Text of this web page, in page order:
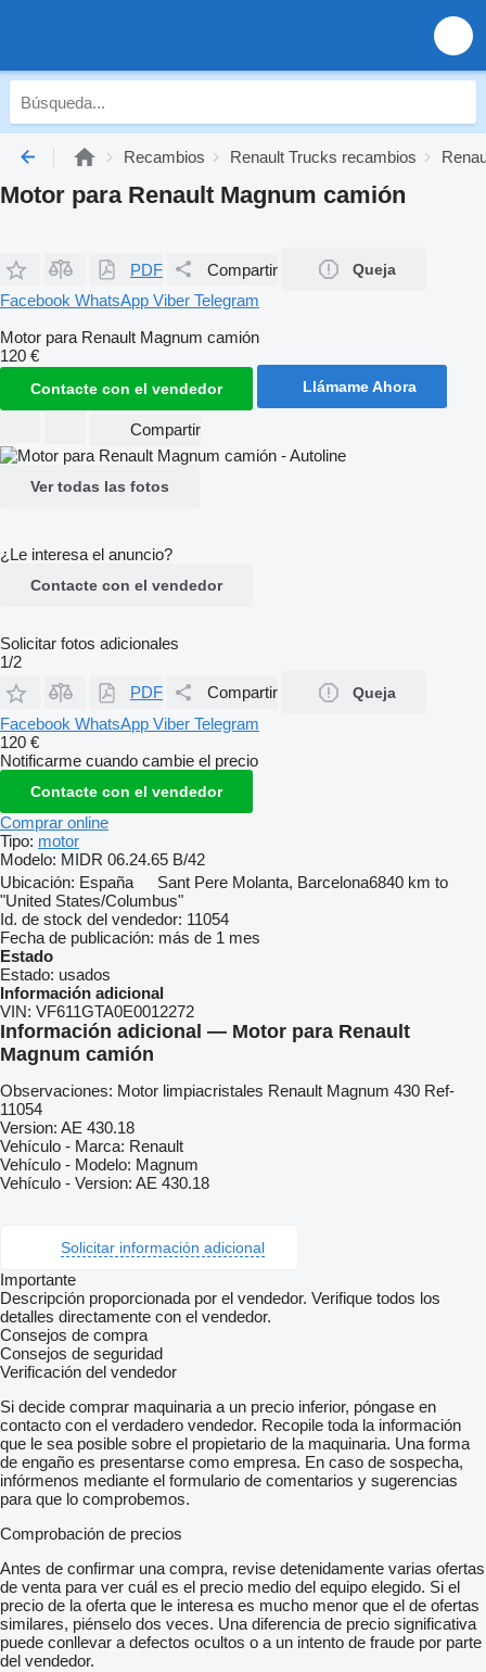
Recambios Renault Trucks recambios
Motor para Renault Magnum camión
PDF Compartir Queja
Facebook WhatsApp Viber Telegram
Motor para Renault Magnum camión
120 €
Contacte con el vendedor Llámame Ahora
Compartir
Ver todas las fotos
¿Le interesa el anuncio?
Contacte con el vendedor
Solicitar fotos adicionales
1/2
PDF
Compartir Queja
Facebook WhatsApp Viber Telegram
120 €
Notificarme cuando cambie el precio
Contacte con el vendedor
Comprar online
Tipo: motor
Modelo: MIDR 06.24.65 B/42
Ubicación: España Sant Pere Molanta, Barcelona6840 km to
"United States/Columbus"
Id. de stock del vendedor: 11054
Fecha de publicación: más de 1 mes
Estado
Estado: usados
Información adicional
VIN: VF611GTA0E0012272
Información adicional — Motor para Renault
Magnum camión
Observaciones: Motor limpiacristales Renault Magnum 430 Ref-
11054
Version: AE 430.18
Vehículo - Marca: Renault
Vehículo - Modelo: Magnum
Vehículo - Version: AE 430.18
Solicitar información adicional
Importante
Descripción proporcionada por el vendedor. Verifique todos los
detalles directamente con el vendedor.
Consejos de compra
Consejos de seguridad
Verificación del vendedor
Si decide comprar maquinaria a un precio inferior, póngase en
contacto con el verdadero vendedor. Recopile toda la información
que le sea posible sobre el propietario de la maquinaria. Una forma
de engaño es presentarse como empresa. En caso de sospecha,
infórmenos mediante el formulario de comentarios y sugerencias
para que lo comprobemos.
Comprobación de precios
Antes de confirmar una compra, revise detenidamente varias ofertas
de venta para ver cuál es el precio medio del equipo elegido. Si el
precio de la oferta que le interesa es mucho menor que el de ofertas
similares, piénselo dos veces. Una diferencia de precio significativa
puede conllevar a defectos ocultos o a un intento de fraude por parte
del vendedor.